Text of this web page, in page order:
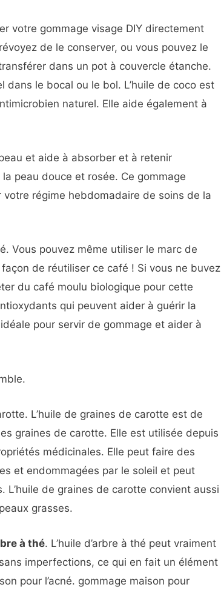
votre gommage visage DIY directement
de le conserver, ou vous pouvez le
dans un pot à couvercle étanche.
dans le bocal ou le bol. L’huile de coco est
naturel. Elle aide également à
et aide à absorber et à retenir
peau douce et rosée. Ce gommage
régime hebdomadaire de soins de la
Vous pouvez même utiliser le marc de
de réutiliser ce café ! Si vous ne buvez
du café moulu biologique pour cette
qui peuvent aider à guérir la
pour servir de gommage et aider à
L’huile de graines de carotte est de
graines de carotte. Elle est utilisée depuis
médicinales. Elle peut faire des
et endommagées par le soleil et peut
L’huile de graines de carotte convient aussi
grasses.
à thé. L’huile d’arbre à thé peut vraiment
imperfections, ce qui en fait un élément
pour l’acné. gommage maison pour